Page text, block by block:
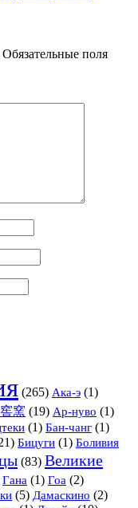
Обязательные поля
(265) Ака-э (1)
窯 (19) Ар-нуво (1)
(1) Бан-чанг (1)
Бицуги (1) Боливия
(83) Великие
Гана (1) Гоа (2)
(5) Дамаскино (2)